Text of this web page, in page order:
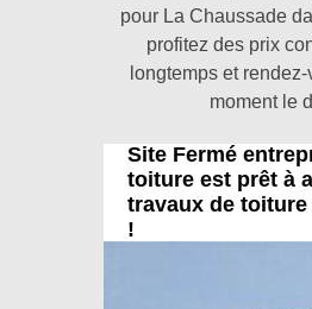
pour La Chaussade
profitez des prix
longtemps et
moment le
Site Fermé
toiture est prêt à
travaux de
!